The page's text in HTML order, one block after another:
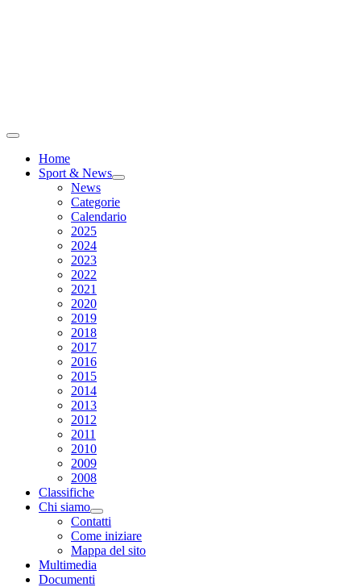
Home
Sport & News
News
Categorie
Calendario
2025
2024
2023
2022
2021
2020
2019
2018
2017
2016
2015
2014
2013
2012
2011
2010
2009
2008
Classifiche
Chi siamo
Contatti
Come iniziare
Mappa del sito
Multimedia
Documenti